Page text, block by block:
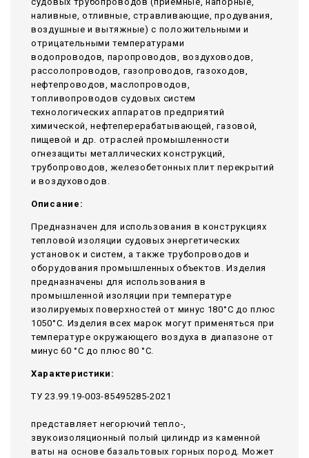
наливные, отливные, стравливающие, продувания,
воздушные и вытяжные) с положительными и
отрицательными температурами
водопроводов, паропроводов, воздуховодов,
рассолопроводов, газопроводов, газоходов,
нефтепроводов, маслопроводов,
топливопроводов судовых систем
технологических аппаратов предприятий
химической, нефтеперерабатывающей, газовой,
пищевой и др. отраслей промышленности
огнезащиты металлических конструкций,
трубопроводов, железобетонных плит перекрытий
и воздуховодов.
Описание:
Предназначен для использования в конструкциях
тепловой изоляции судовых энергетических
установок и систем, а также трубопроводов и
оборудования промышленных объектов. Изделия
предназначены для использования в
промышленной изоляции при температуре
изолируемых поверхностей от минус 180°С до плюс
1050°С. Изделия всех марок могут применяться при
температуре окружающего воздуха в диапазоне от
минус 60 °С до плюс 80 °С.
Характеристики:
ТУ 23.99.19-003-85495285-2021
представляет негорючий тепло-,
звукоизоляционный полый цилиндр из каменной
ваты на основе базальтовых горных пород. Может